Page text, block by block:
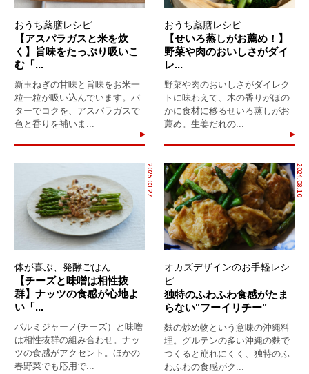
おうち薬膳レシピ
【アスパラガスと米を炊
く】旨味をたっぷり吸いこ
む「...
新玉ねぎの甘味と旨味をお米一
粒一粒が吸い込んでいます。バ
ターでコクを、アスパラガスで
色と香りを補いま...
おうち薬膳レシピ
【せいろ蒸しがお薦め！】
野菜や肉のおいしさがダイ
レ...
野菜や肉のおいしさがダイレク
トに味わえて、木の香りがほの
かに食材に移るせいろ蒸しがお
薦め。生姜だれの...
2025.03.27
体が喜ぶ、発酵ごはん
【チーズと味噌は相性抜
群】ナッツの食感が心地よ
い「...
パルミジャーノ(チーズ）と味噌
は相性抜群の組み合わせ。ナッ
ツの食感がアクセント。ほかの
春野菜でも応用で...
2024.08.10
オカズデザインのお手軽レシ
ピ
独特のふわふわ食感がたま
らない"フーイリチー"
麩の炒め物という意味の沖縄料
理。グルテンの多い沖縄の麩で
つくると崩れにくく、独特のふ
わふわの食感がク...